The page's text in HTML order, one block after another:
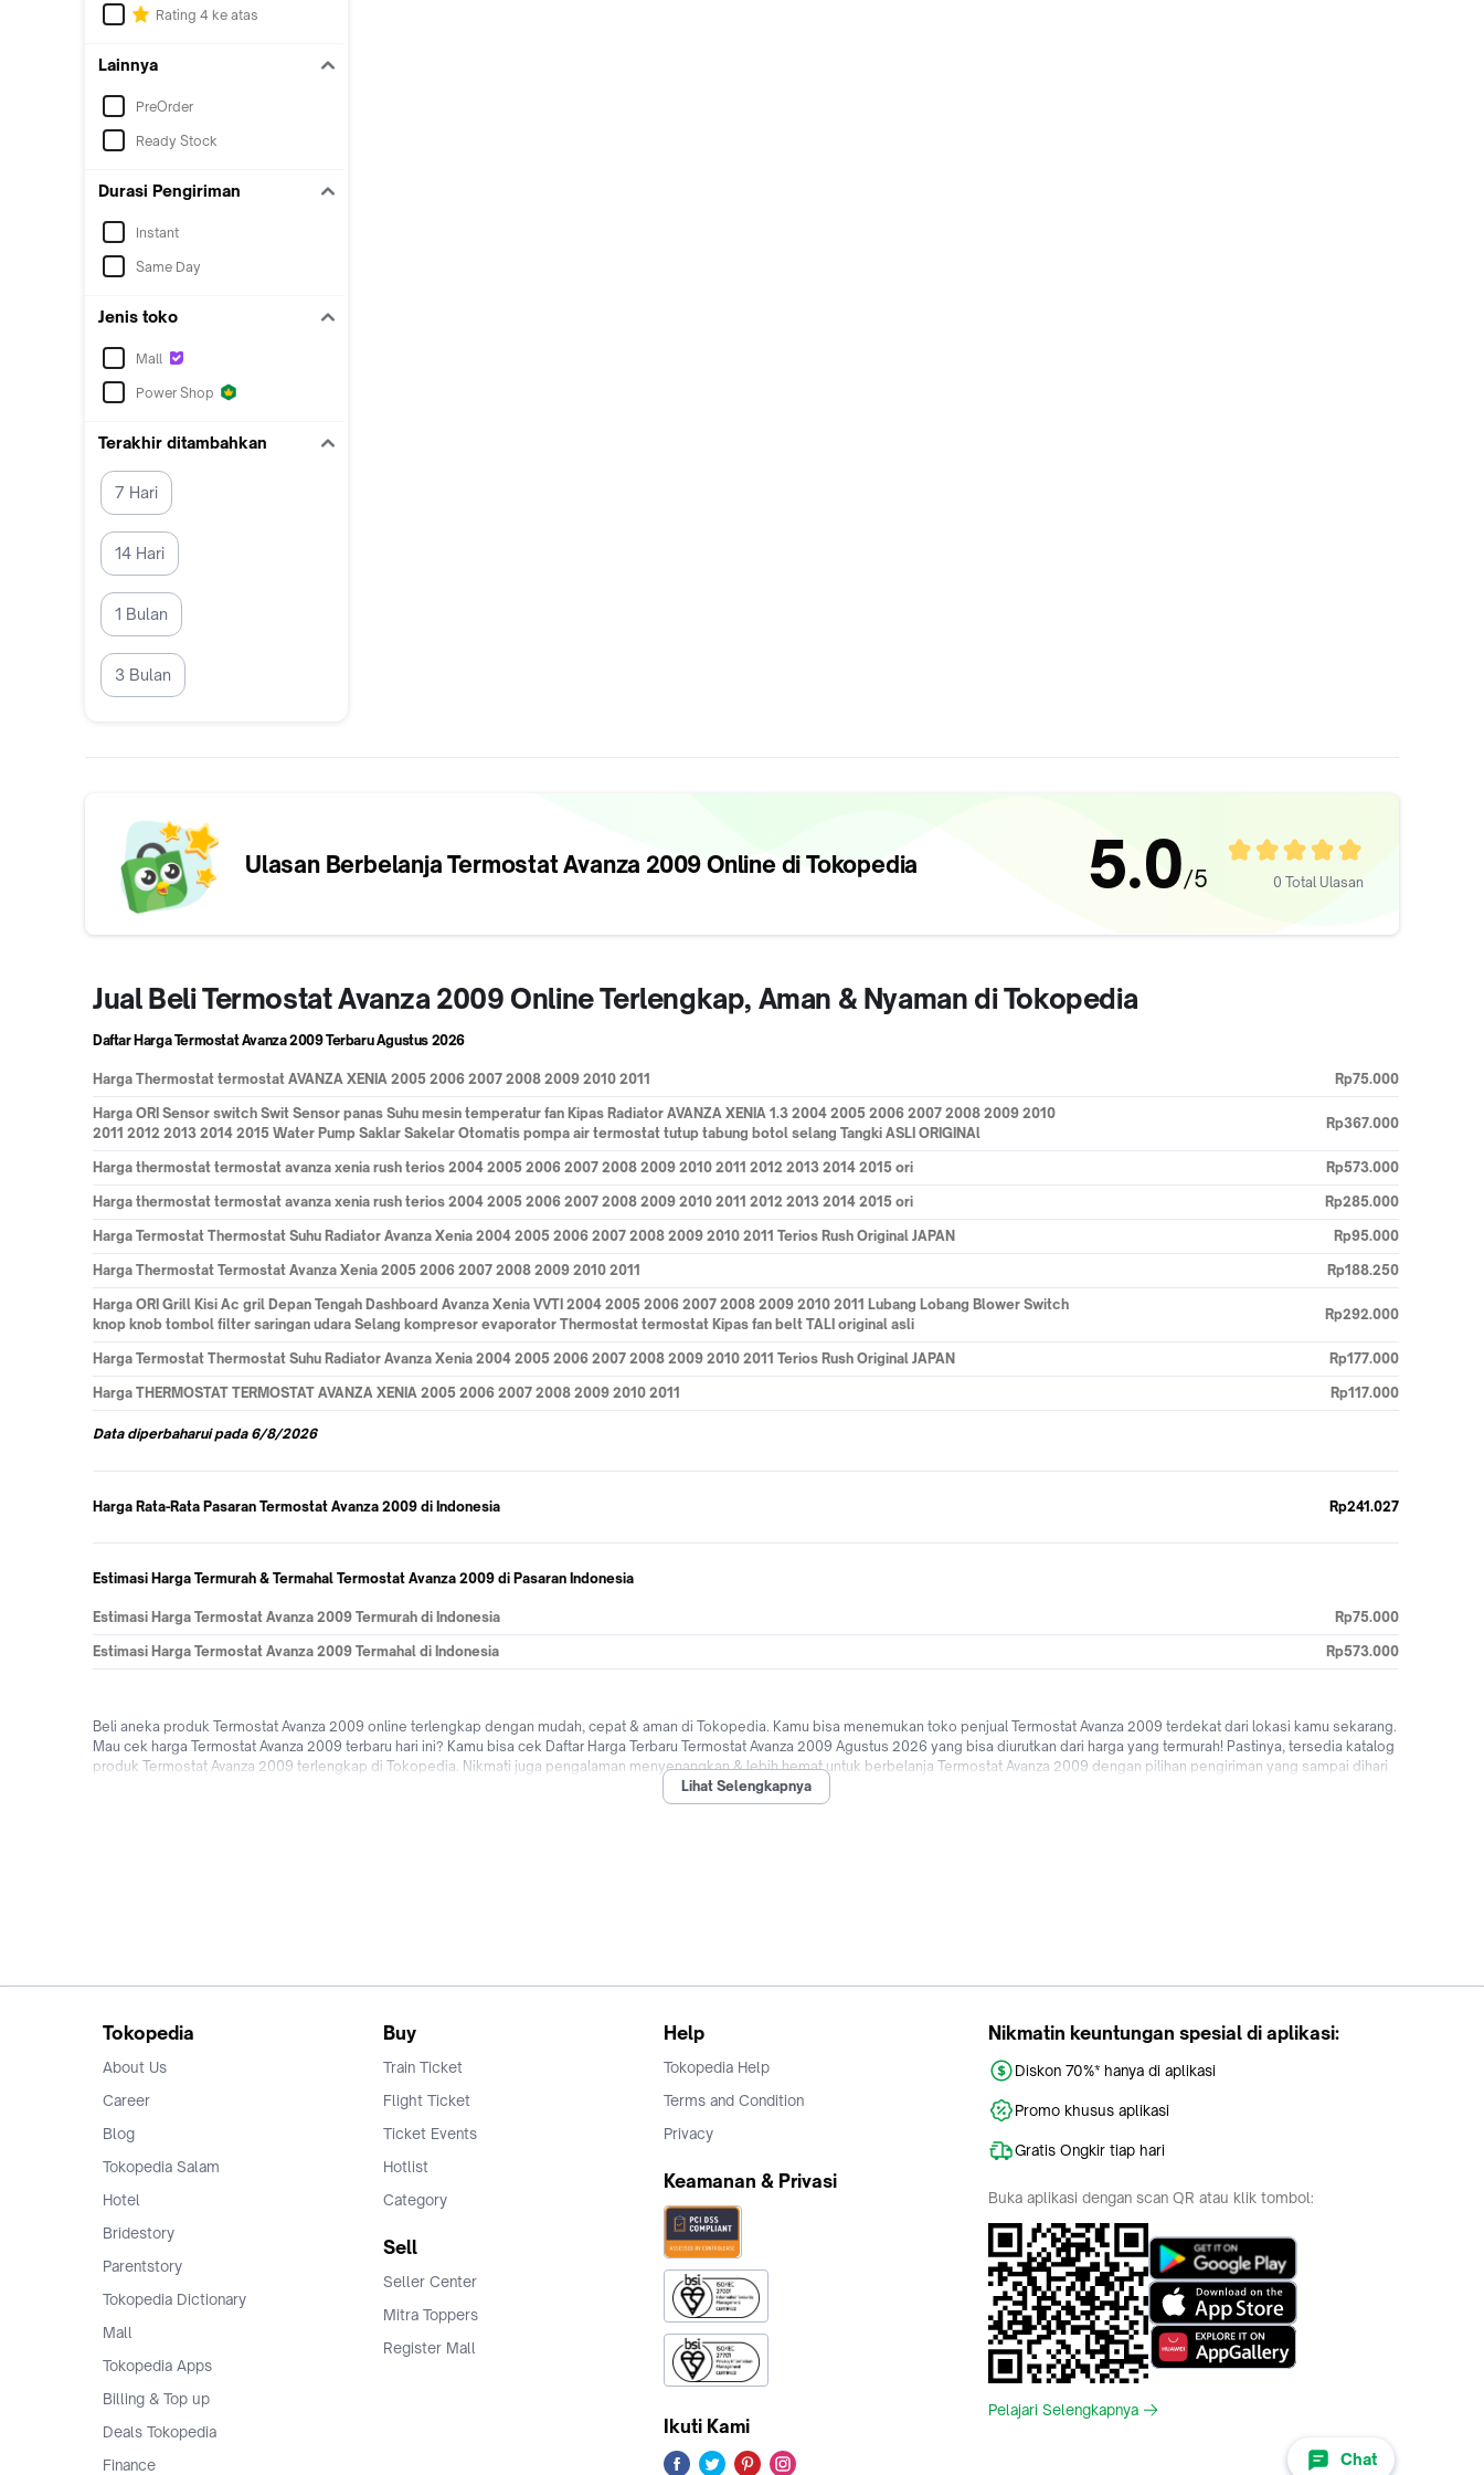
Rating 4 ke atas
Lainnya
PreOrder
Ready Stock
Durasi Pengiriman
Instant
Same Day
Jenis toko
Mall
Power Shop
Terakhir ditambahkan
7 Hari
14 Hari
1 Bulan
3 Bulan
Ulasan BerbelanjaTermostat Avanza 2009 Online di Tokopedia 5.0/5 0 Total Ulasan
Jual Beli Termostat Avanza 2009 Online Terlengkap, Aman & Nyaman di Tokopedia
Daftar Harga Termostat Avanza 2009 TerbaruAgustus 2026
Harga Thermostat termostat AVANZA XENIA 2005 2006 2007 2008 2009 2010 2011 Rp75.000
Harga ORI Sensor switch Swit Sensor panas Suhu mesin temperatur fan Kipas Radiator AVANZA XENIA 1.3 2004 2005 2006 2007 2008 2009 2010
2011 2012 2013 2014 2015 Water Pump Saklar Sakelar Otomatis pompa air termostat tutup tabung botol selang Tangki ASLI ORIGINAl
Rp367.000
Harga thermostat termostat avanza xenia rush terios 2004 2005 2006 2007 2008 2009 2010 2011 2012 2013 2014 2015 ori Rp573.000
Harga thermostat termostat avanza xenia rush terios 2004 2005 2006 2007 2008 2009 2010 2011 2012 2013 2014 2015 ori Rp285.000
Harga Termostat Thermostat Suhu Radiator Avanza Xenia 2004 2005 2006 2007 2008 2009 2010 2011 Terios Rush Original JAPAN Rp95.000
Harga Thermostat Termostat Avanza Xenia 2005 2006 2007 2008 2009 2010 2011 Rp188.250
Harga ORI Grill Kisi Ac gril Depan Tengah Dashboard Avanza Xenia VVTI 2004 2005 2006 2007 2008 2009 2010 2011 Lubang Lobang Blower Switch
knop knob tombol filter saringan udara Selang kompresor evaporator Thermostat termostat Kipas fan belt TALI original asli
Rp292.000
Harga Termostat Thermostat Suhu Radiator Avanza Xenia 2004 2005 2006 2007 2008 2009 2010 2011 Terios Rush Original JAPAN Rp177.000
Harga THERMOSTAT TERMOSTAT AVANZA XENIA 2005 2006 2007 2008 2009 2010 2011 Rp117.000
Data diperbaharui pada 6/8/2026
Harga Rata-Rata Pasaran Termostat Avanza 2009 di Indonesia Rp241.027
Estimasi Harga Termurah & Termahal Termostat Avanza 2009 di Pasaran Indonesia
Estimasi Harga Termostat Avanza 2009 Termurah di Indonesia Rp75.000
Estimasi Harga Termostat Avanza 2009 Termahal di Indonesia Rp573.000
Beli aneka produk Termostat Avanza 2009 online terlengkap dengan mudah, cepat & aman di Tokopedia. Kamu bisa menemukan toko penjual Termostat Avanza 2009 terdekat dari lokasi kamu sekarang.
Mau cek harga Termostat Avanza 2009 terbaru hari ini? Kamu bisa cek Daftar Harga Terbaru Termostat Avanza 2009 Agustus 2026 yang bisa diurutkan dari harga yang termurah! Pastinya, tersedia katalog
produk Termostat Avanza 2009 terlengkap di Tokopedia. Nikmati juga pengalaman menyenangkan & lebih hemat untuk berbelanja Termostat Avanza 2009 dengan pilihan pengiriman yang sampai dihari
yang sama, bebas ongkir, bisa bayar ditempat (COD), fitur bisa cicilan 0% dari berbagai bank di Indonesia hingga promo Termostat Avanza 2009 untuk pengguna baru! Tunggu apalagi? Yuk jual & beli
Termostat Avanza 2009 online dengan mudah & cepat kapanpun dimanapun di Tokopedia sekarang!
Lihat Selengkapnya
Chat
Tokopedia
About Us
Career
Blog
Tokopedia Salam
Hotel
Bridestory
Parentstory
Tokopedia Dictionary
Mall
Tokopedia Apps
Billing & Top up
Deals Tokopedia
Finance
Buy
Train Ticket
Flight Ticket
Ticket Events
Hotlist
Category
Sell
Seller Center
Mitra Toppers
Register Mall
Help
Tokopedia Help
Terms and Condition
Privacy
Keamanan & Privasi
Ikuti Kami
Nikmatin keuntungan spesial di aplikasi:
Diskon 70%* hanya di aplikasi
Promo khusus aplikasi
Gratis Ongkir tiap hari
Buka aplikasi dengan scan QR atau klik tombol:
Pelajari Selengkapnya